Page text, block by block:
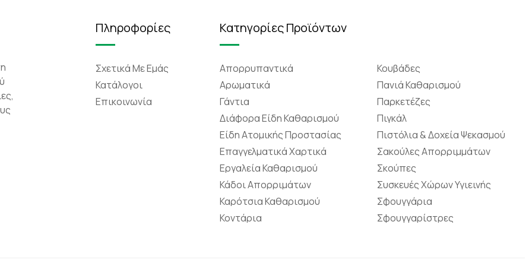
Πληροφορίες
Σχετικά Mε Eμάς
Κατάλογοι
Επικοινωνία
Κατηγορίες Προϊόντων
Απορρυπαντικά
Αρωματικά
Γάντια
Διάφορα Είδη Καθαρισμού
Είδη Ατομικής Προστασίας
Επαγγελματικά Χαρτικά
Εργαλεία Καθαρισμού
Κάδοι Απορριμάτων
Καρότσια Καθαρισμού
Κοντάρια
Κουβάδες
Πανιά Καθαρισμού
Παρκετέζες
Πιγκάλ
Πιστόλια & Δοχεία Ψεκασμού
Σακούλες Απορριμμάτων
Σκούπες
Συσκευές Χώρων Υγιεινής
Σφουγγάρια
Σφουγγαρίστρες